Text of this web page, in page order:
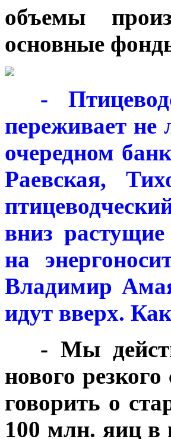
объемы
основные
-
переживает
очередном
Раевская,
вниз растущие
на
Владимир
идут вверх.
- Мы
нового
говорить о
100 млн. яиц в